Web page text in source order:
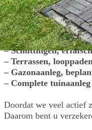
Benieuwd wat wij voor
– Sierbestrating en
– Overkappingen,
– Schuttingen,
– Terrassen,
– Gazonaanleg,
– Complete
Doordat we veel actief
Daarom bent u